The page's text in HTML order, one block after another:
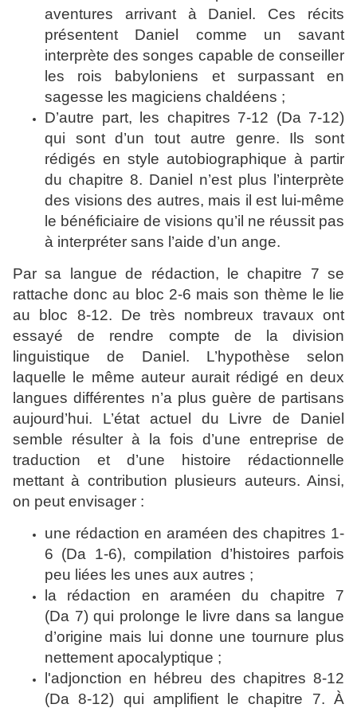
aventures arrivant à Daniel. Ces récits
présentent Daniel comme un savant
interprète des songes capable de conseiller
les rois babyloniens et surpassant en
sagesse les magiciens chaldéens ;
D’autre part, les chapitres 7-12 (Da 7-12)
qui sont d’un tout autre genre. Ils sont
rédigés en style autobiographique à partir
du chapitre 8. Daniel n’est plus l’interprète
des visions des autres, mais il est lui-même
le bénéficiaire de visions qu’il ne réussit pas
à interpréter sans l’aide d’un ange.
Par sa langue de rédaction, le chapitre 7 se
rattache donc au bloc 2-6 mais son thème le lie
au bloc 8-12. De très nombreux travaux ont
essayé de rendre compte de la division
linguistique de Daniel. L’hypothèse selon
laquelle le même auteur aurait rédigé en deux
langues différentes n’a plus guère de partisans
aujourd’hui. L’état actuel du Livre de Daniel
semble résulter à la fois d’une entreprise de
traduction et d’une histoire rédactionnelle
mettant à contribution plusieurs auteurs. Ainsi,
on peut envisager :
une rédaction en araméen des chapitres 1-
6 (Da 1-6), compilation d’histoires parfois
peu liées les unes aux autres ;
la rédaction en araméen du chapitre 7
(Da 7) qui prolonge le livre dans sa langue
d’origine mais lui donne une tournure plus
nettement apocalyptique ;
l'adjonction en hébreu des chapitres 8-12
(Da 8-12) qui amplifient le chapitre 7. À